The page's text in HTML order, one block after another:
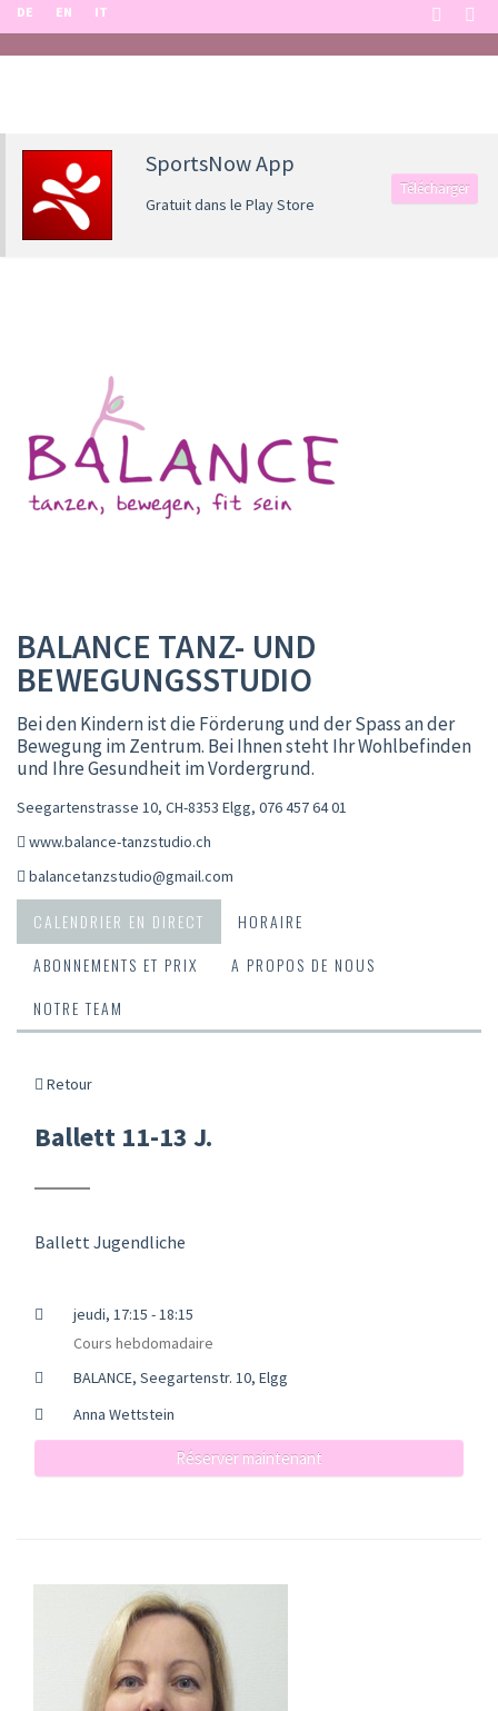
DE EN IT
SportsNow App
Gratuit dans le Play Store
Télécharger
BALANCE TANZ- UND
BEWEGUNGSSTUDIO
Bei den Kindern ist die Förderung und der Spass an der
Bewegung im Zentrum. Bei Ihnen steht Ihr Wohlbefinden
und Ihre Gesundheit im Vordergrund.
Seegartenstrasse 10, CH-8353 Elgg, 076 457 64 01
www.balance-tanzstudio.ch
balancetanzstudio@gmail.com
CALENDRIER EN DIRECT
HORAIRE
ABONNEMENTS ET PRIX
A PROPOS DE NOUS
NOTRE TEAM
Retour
Ballett 11-13 J.
Ballett Jugendliche
jeudi, 17:15 - 18:15
Cours hebdomadaire
BALANCE, Seegartenstr. 10, Elgg
Anna Wettstein
Réserver maintenant